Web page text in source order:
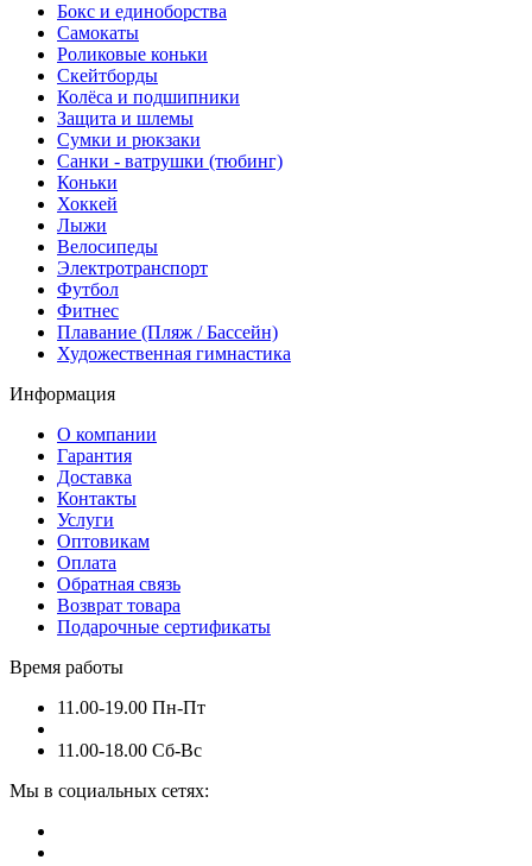
Бокс и единоборства
Самокаты
Роликовые коньки
Скейтборды
Колёса и подшипники
Защита и шлемы
Сумки и рюкзаки
Санки - ватрушки (тюбинг)
Коньки
Хоккей
Лыжи
Велосипеды
Электротранспорт
Футбол
Фитнес
Плавание (Пляж / Бассейн)
Художественная гимнастика
Информация
О компании
Гарантия
Доставка
Контакты
Услуги
Оптовикам
Оплата
Обратная связь
Возврат товара
Подарочные сертификаты
Время работы
11.00-19.00 Пн-Пт
11.00-18.00 Сб-Вс
Мы в социальных сетях: